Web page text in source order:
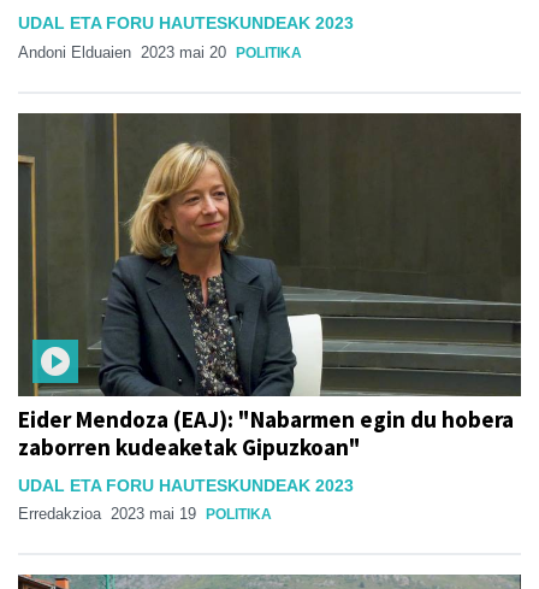
UDAL ETA FORU HAUTESKUNDEAK 2023
Andoni Elduaien 2023 mai 20 POLITIKA
Eider Mendoza (EAJ): "Nabarmen egin du hobera
zaborren kudeaketak Gipuzkoan"
UDAL ETA FORU HAUTESKUNDEAK 2023
Erredakzioa 2023 mai 19 POLITIKA